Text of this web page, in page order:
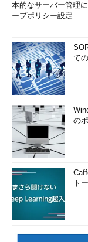
本的なサーバー管理
ープポリシー設定
て
の
ト